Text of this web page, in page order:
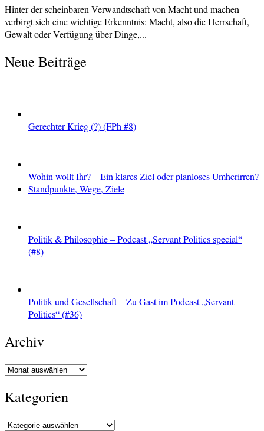
Hinter der scheinbaren Verwandtschaft von Macht und machen
verbirgt sich eine wichtige Erkenntnis: Macht, also die Herrschaft,
Gewalt oder Verfügung über Dinge,...
Neue Beiträge
Gerechter Krieg (?) (FPh #8)
Wohin wollt Ihr? – Ein klares Ziel oder planloses Umherirren?
Standpunkte, Wege, Ziele
Politik & Philosophie – Podcast „Servant Politics special“
(#8)
Politik und Gesellschaft – Zu Gast im Podcast „Servant
Politics“ (#36)
Archiv
Archiv
Kategorien
Kategorien